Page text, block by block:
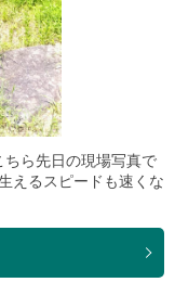
ちら先日の現場写真で
えるスピードも速くな